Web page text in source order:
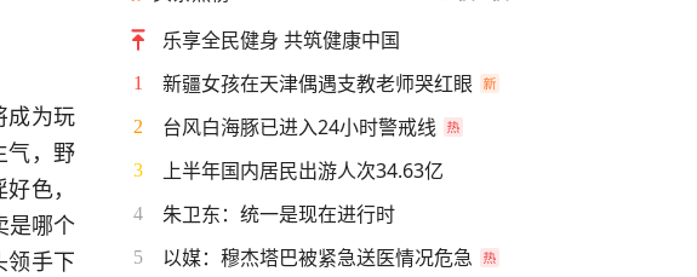
成为玩
气，野
色，
是哪个
领手下
乐享全民健身 共筑健康中国
1 新疆女孩在天津偶遇支教老师哭红眼
2 台风白海豚已进入24小时警戒线
3 上半年国内居民出游人次34.63亿
4 朱卫东：统一是现在进行时
5 以媒：穆杰塔巴被紧急送医情况危急